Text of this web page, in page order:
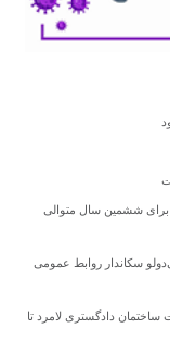
برای ششمین سال متوالی
سکاندار روابط عمومی
دادگستری لامرد تا